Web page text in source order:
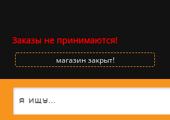
Заказы не принимаются!
магазин закрыт!